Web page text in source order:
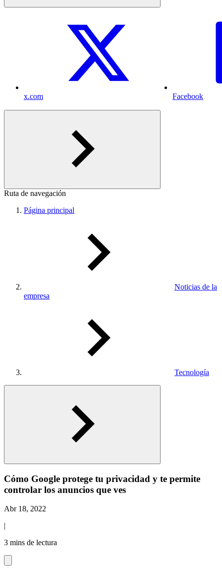
x.com Facebook
Ruta de navegación
Página principal
Noticias de la
empresa
Tecnología
Cómo Google protege tu privacidad y te permite
controlar los anuncios que ves
Abr 18, 2022
|
3 mins de lectura